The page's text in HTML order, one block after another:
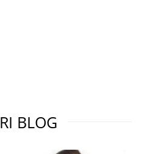
BLOG